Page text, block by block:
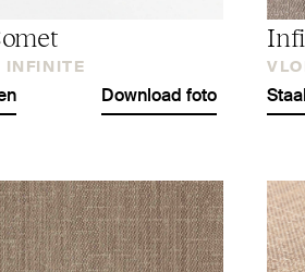
INFINITE
Download foto